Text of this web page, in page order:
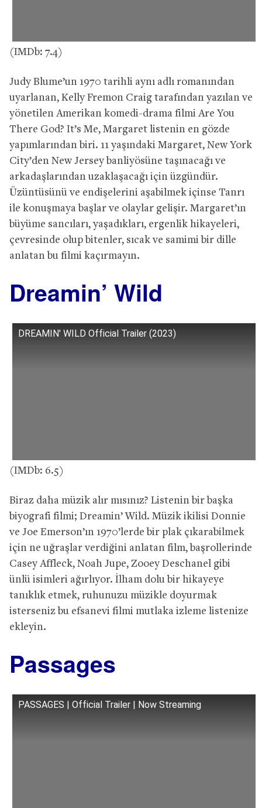
(IMDb: 7.4)
Judy Blume’un 1970 tarihli aynı adlı romanından
uyarlanan, Kelly Fremon Craig tarafından yazılan ve
yönetilen Amerikan komedi-drama filmi Are You
There God? It’s Me, Margaret listenin en gözde
yapımlarından biri. 11 yaşındaki Margaret, New York
City’den New Jersey banliyösüne taşınacağı ve
arkadaşlarından uzaklaşacağı için üzgündür.
Üzüntüsünü ve endişelerini aşabilmek içinse Tanrı
ile konuşmaya başlar ve olaylar gelişir. Margaret’ın
büyüme sancıları, yaşadıkları, ergenlik hikayeleri,
çevresinde olup bitenler, sıcak ve samimi bir dille
anlatan bu filmi kaçırmayın.
Dreamin’ Wild
DREAMIN' WILD Official Trailer (2023)
(IMDb: 6.5)
Biraz daha müzik alır mısınız? Listenin bir başka
biyografi filmi; Dreamin’ Wild. Müzik ikilisi Donnie
ve Joe Emerson’ın 1970’lerde bir plak çıkarabilmek
için ne uğraşlar verdiğini anlatan film, başrollerinde
Casey Affleck, Noah Jupe, Zooey Deschanel gibi
ünlü isimleri ağırlıyor. İlham dolu bir hikayeye
tanıklık etmek, ruhunuzu müzikle doyurmak
isterseniz bu efsanevi filmi mutlaka izleme listenize
ekleyin.
Passages
PASSAGES | Official Trailer | Now Streaming